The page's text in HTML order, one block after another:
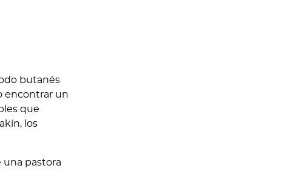
butanés
encontrar un
que
los
una pastora